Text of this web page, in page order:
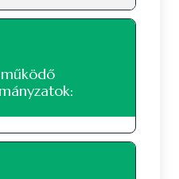
nem működik